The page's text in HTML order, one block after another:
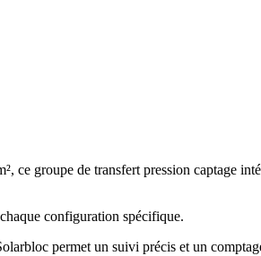
ce groupe de transfert pression captage
configuration spécifique.
permet un suivi précis et un